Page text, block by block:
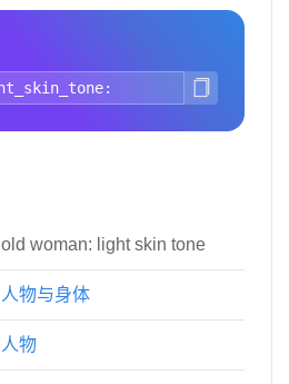
old woman: light skin tone
人物与身体
人物